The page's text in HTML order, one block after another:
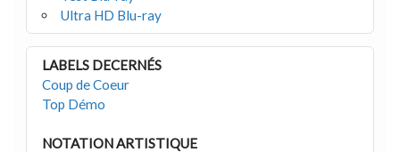
Ultra HD Blu-ray
LABELS DECERNÉS
Coup de Coeur
Top Démo
NOTATION ARTISTIQUE